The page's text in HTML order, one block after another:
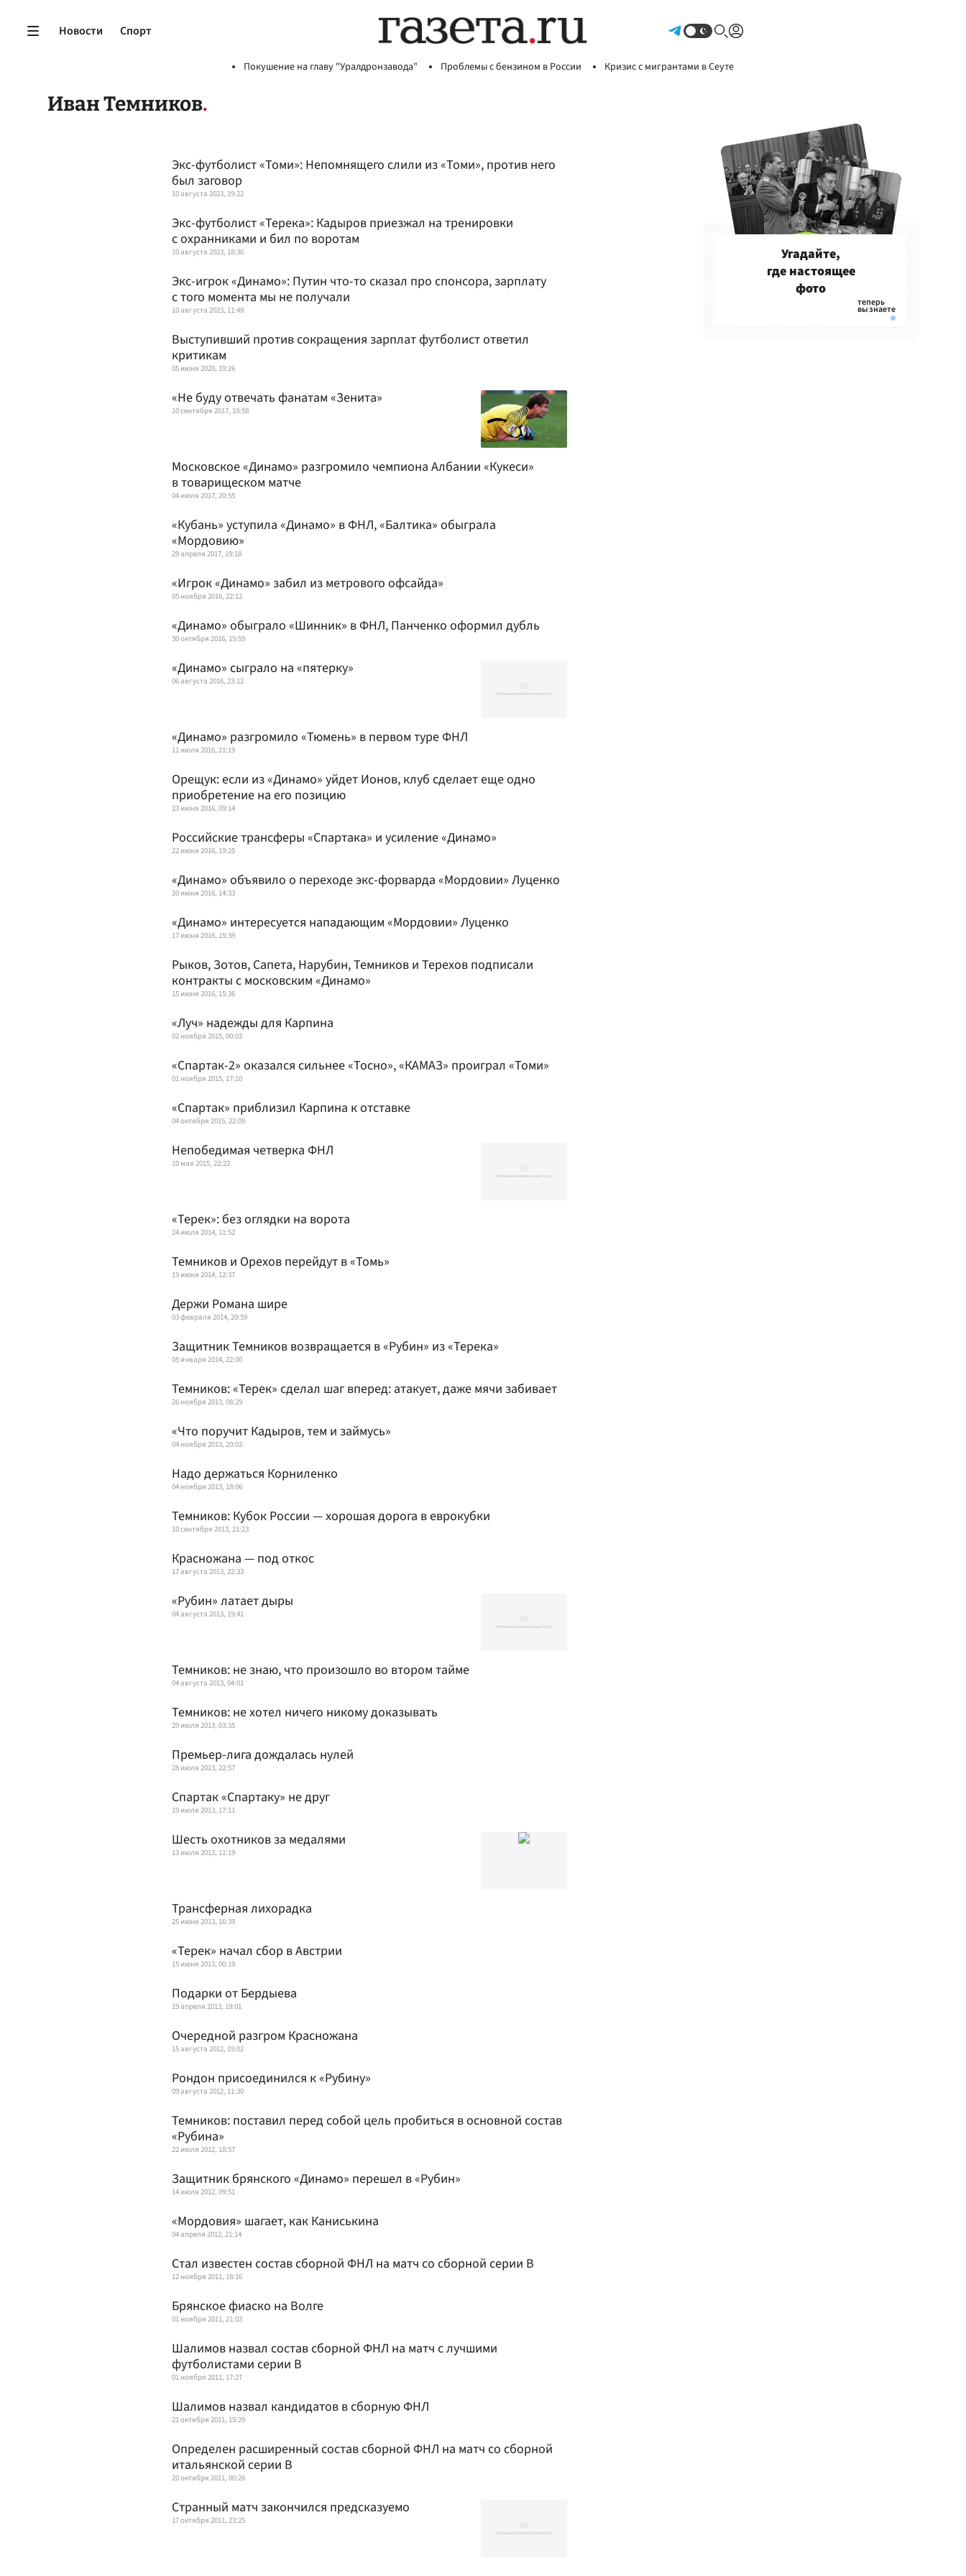
Новости Спорт
Покушение на главу "Уралдронзавода" Проблемы с бензином в России Кризис с мигрантами в Сеуте
Иван Темников
Экс-футболист «Томи»: Непомнящего слили из «Томи», против него
был заговор
10 августа 2023, 19:22
Экс-футболист «Терека»: Кадыров приезжал на тренировки
с охранниками и бил по воротам
10 августа 2023, 18:36
Экс-игрок «Динамо»: Путин что-то сказал про спонсора, зарплату
с того момента мы не получали
10 августа 2023, 11:48
Выступивший против сокращения зарплат футболист ответил
критикам
05 июня 2020, 19:26
«Не буду отвечать фанатам «Зенита»
10 сентября 2017, 19:58
Московское «Динамо» разгромило чемпиона Албании «Кукеси»
в товарищеском матче
04 июля 2017, 20:55
«Кубань» уступила «Динамо» в ФНЛ, «Балтика» обыграла
«Мордовию»
29 апреля 2017, 19:18
«Игрок «Динамо» забил из метрового офсайда»
05 ноября 2016, 22:12
«Динамо» обыграло «Шинник» в ФНЛ, Панченко оформил дубль
30 октября 2016, 15:59
«Динамо» сыграло на «пятерку»
06 августа 2016, 23:12
«Динамо» разгромило «Тюмень» в первом туре ФНЛ
11 июля 2016, 21:19
Орещук: если из «Динамо» уйдет Ионов, клуб сделает еще одно
приобретение на его позицию
23 июня 2016, 09:14
Российские трансферы «Спартака» и усиление «Динамо»
22 июня 2016, 19:25
«Динамо» объявило о переходе экс-форварда «Мордовии» Луценко
20 июня 2016, 14:33
«Динамо» интересуется нападающим «Мордовии» Луценко
17 июня 2016, 15:39
Рыков, Зотов, Сапета, Нарубин, Темников и Терехов подписали
контракты с московским «Динамо»
15 июня 2016, 15:36
«Луч» надежды для Карпина
02 ноября 2015, 00:03
«Спартак-2» оказался сильнее «Тосно», «КАМАЗ» проиграл «Томи»
01 ноября 2015, 17:10
«Спартак» приблизил Карпина к отставке
04 октября 2015, 22:09
Непобедимая четверка ФНЛ
10 мая 2015, 22:22
«Терек»: без оглядки на ворота
24 июля 2014, 11:52
Темников и Орехов перейдут в «Томь»
19 июня 2014, 12:37
Держи Романа шире
03 февраля 2014, 20:59
Защитник Темников возвращается в «Рубин» из «Терека»
05 января 2014, 22:00
Темников: «Терек» сделал шаг вперед: атакует, даже мячи забивает
26 ноября 2013, 08:29
«Что поручит Кадыров, тем и займусь»
04 ноября 2013, 20:03
Надо держаться Корниленко
04 ноября 2013, 18:06
Темников: Кубок России — хорошая дорога в еврокубки
10 сентября 2013, 21:23
Красножана — под откос
17 августа 2013, 22:33
«Рубин» латает дыры
04 августа 2013, 19:41
Темников: не знаю, что произошло во втором тайме
04 августа 2013, 04:01
Темников: не хотел ничего никому доказывать
29 июля 2013, 03:35
Премьер-лига дождалась нулей
28 июля 2013, 22:57
Спартак «Спартаку» не друг
19 июля 2013, 17:11
Шесть охотников за медалями
13 июля 2013, 11:19
Трансферная лихорадка
25 июня 2013, 16:39
«Терек» начал сбор в Австрии
15 июня 2013, 00:19
Подарки от Бердыева
19 апреля 2013, 19:01
Очередной разгром Красножана
15 августа 2012, 19:02
Рондон присоединился к «Рубину»
09 августа 2012, 11:30
Темников: поставил перед собой цель пробиться в основной состав
«Рубина»
22 июля 2012, 18:57
Защитник брянского «Динамо» перешел в «Рубин»
14 июля 2012, 09:51
«Мордовия» шагает, как Каниськина
04 апреля 2012, 21:14
Стал известен состав сборной ФНЛ на матч со сборной серии В
12 ноября 2011, 18:16
Брянское фиаско на Волге
01 ноября 2011, 21:03
Шалимов назвал состав сборной ФНЛ на матч с лучшими
футболистами серии B
01 ноября 2011, 17:27
Шалимов назвал кандидатов в сборную ФНЛ
21 октября 2011, 15:29
Определен расширенный состав сборной ФНЛ на матч со сборной
итальянской серии B
20 октября 2011, 00:26
Странный матч закончился предсказуемо
17 октября 2011, 23:25
Угадайте,
где настоящее
фото